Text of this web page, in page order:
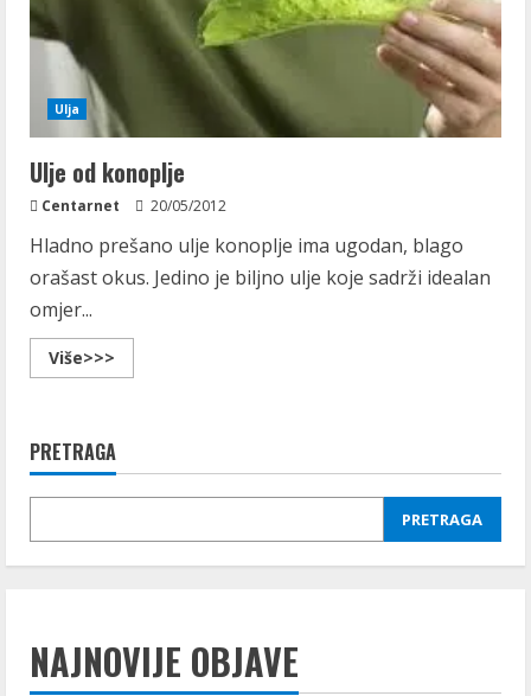
Ulja
Ulje od konoplje
Centarnet 20/05/2012
Hladno prešano ulje konoplje ima ugodan, blago
orašast okus. Jedino je biljno ulje koje sadrži idealan
omjer...
Više>>>
more
PRETRAGA
PRETRAGA
NAJNOVIJE OBJAVE